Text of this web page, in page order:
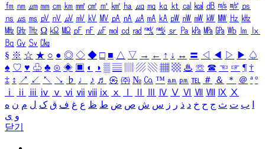
㎙ ㎚ ㎛ ㎜ ㎝ ㎞ ㎟ ㎠ ㎡ ㎢ ㏊ ㎍ ㎎ ㎏ ㏏ ㎈ ㎉ ㏈ ㎧ ㎨ ㎰
㎱ ㎲ ㎳ ㎴ ㎵ ㎶ ㎷ ㎸ ㎹ ㎀ ㎁ ㎂ ㎃ ㎄ ㎺ ㎻ ㎽ ㎾ ㎿ ㎐ ㎑
㎒ ㎓ ㎔ Ω ㏀ ㏁ ㎊ ㎋ ㎌ ㏖ ㏅ ㎭ ㎮ ㎯ ㏛ ㎩ ㎪ ㎫ ㎬ ㏝ ㏐
㏓
㏃ ㏉ ㏜ ㏆
§ ※ ☆ ★ ○ ● ◎ ◇ ◆ □ ■ △ ▽ → ← ↑ ↓ ↔ 〓 ◁ ◀ ▷ ▶ ♤
♠ ♡ ♥ ♧ ♣ ⊙ ◈ ▣ ◐ ◑ ▒ ▤ ▨ ▧ ▦ ▩ ♨ ☏ ☎ ☜ ☞ ¶ †
‡ ↕ ↗ ↙ ↖ ↘ ♭ ♩ ♪ ♬ ㉿ ㈜ № ㏇ ™ ㏂ ㏘ ℡ ＃ ＆ ＊ ＠ ª º
ⅰ
ⅱ ⅲ ⅳ ⅴ ⅵ ⅶ ⅷ ⅸ ⅹ Ⅳ Ⅴ Ⅵ Ⅶ Ⅷ Ⅸ Ⅹ
ب ت ث ج ح خ د ذ ر ز س ش ص ض ط ظ ع غ ف ق ک ل م ن ه
و ی
닫기